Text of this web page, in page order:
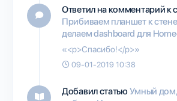
Ответил на комментарий к
Прибиваем планшет к
делаем dashboard для
«<p>Спасибо!</p>»
09-01-2019 10:38
Добавил статьюУмный